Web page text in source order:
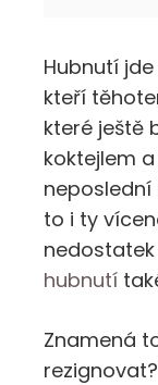
Hubnutí
kteří
které ještě
koktejlem
to i ty
hubnutí
Znamená